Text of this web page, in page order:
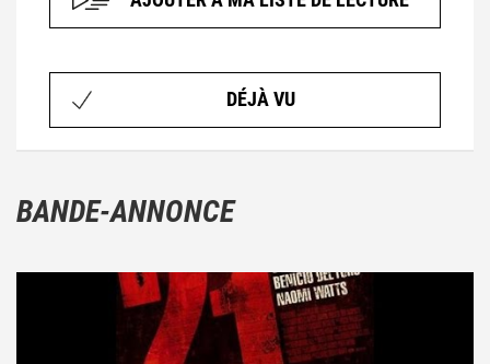
DÉJÀ VU
BANDE-ANNONCE